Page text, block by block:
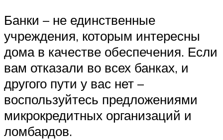
Банки – не единственные
учреждения, которым интересны
дома в качестве обеспечения. Если
вам отказали во всех банках, и
другого пути у вас нет –
воспользуйтесь предложениями
микрокредитных организаций и
ломбардов.